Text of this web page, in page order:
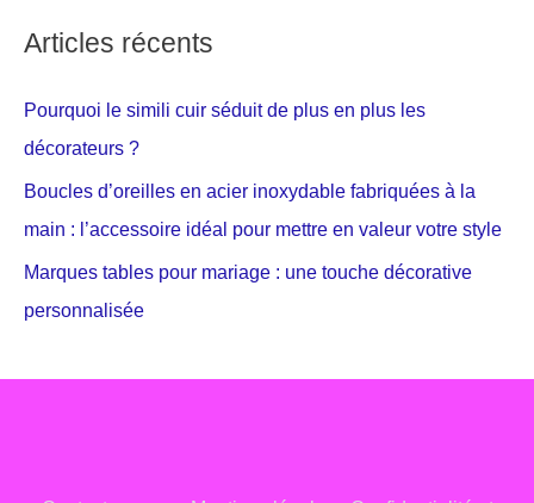
Articles récents
Pourquoi le simili cuir séduit de plus en plus les
décorateurs ?
Boucles d’oreilles en acier inoxydable fabriquées à la
main : l’accessoire idéal pour mettre en valeur votre style
Marques tables pour mariage : une touche décorative
personnalisée